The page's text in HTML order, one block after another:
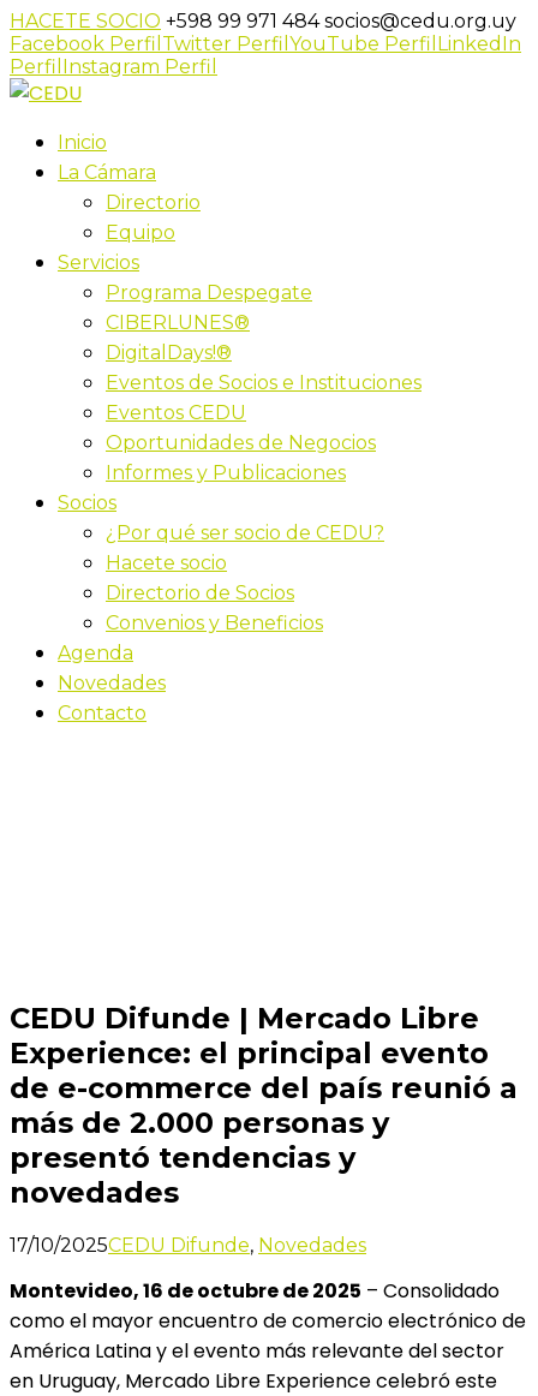
HACETE SOCIO +598 99 971 484socios@cedu.org.uy
Facebook Perfil Twitter Perfil YouTube Perfil LinkedIn
Perfil Instagram Perfil
Inicio
La Cámara
Directorio
Equipo
Servicios
Programa Despegate
CIBERLUNES®
DigitalDays!®
Eventos de Socios e Instituciones
Eventos CEDU
Oportunidades de Negocios
Informes y Publicaciones
Socios
¿Por qué ser socio de CEDU?
Hacete socio
Directorio de Socios
Convenios y Beneficios
Agenda
Novedades
Contacto
CEDU Difunde | Mercado Libre
Experience: el principal evento
de e-commerce del país reunió a
más de 2.000 personas y
presentó tendencias y
novedades
17/10/2025CEDU Difunde, Novedades
Montevideo, 16 de octubre de 2025 – Consolidado
como el mayor encuentro de comercio electrónico de
América Latina y el evento más relevante del sector
en Uruguay, Mercado Libre Experience celebró este